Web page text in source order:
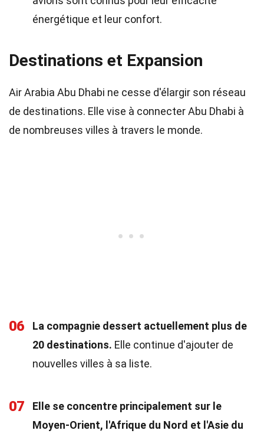
énergétique et leur confort.
Destinations et Expansion
Air Arabia Abu Dhabi ne cesse d'élargir son réseau
de destinations. Elle vise à connecter Abu Dhabi à
de nombreuses villes à travers le monde.
06
La compagnie dessert actuellement plus de
20 destinations. Elle continue d'ajouter de
nouvelles villes à sa liste.
07
Elle se concentre principalement sur le
Moyen-Orient, l'Afrique du Nord et l'Asie du